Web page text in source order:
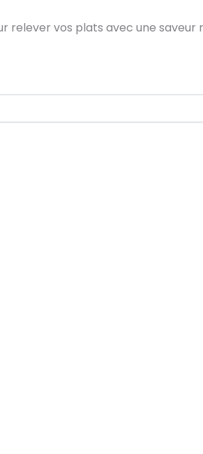
vos plats avec une saveur